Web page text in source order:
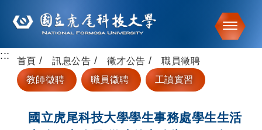
跳到主要內容
::: 首頁 訊息公告 徵才公告
職員徵聘
教師徵聘
職員徵聘 工讀實習
國立虎尾科技大學學生事務處學生生活